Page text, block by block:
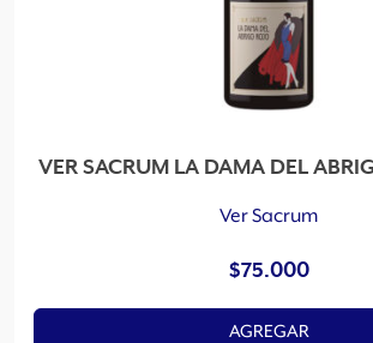
VER SACRUM LA DAMA DEL
Ver Sacrum
$75.000
AGREGAR